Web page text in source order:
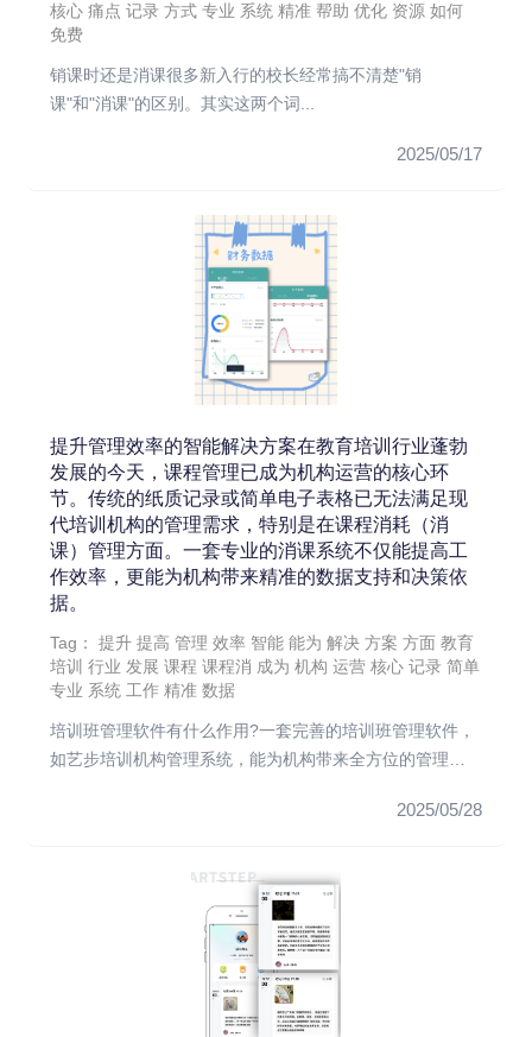
核心 痛点 记录 方式 专业 系统 精准 帮助 优化 资源 如何
免费
销课时还是消课很多新入行的校长经常搞不清楚"销
课"和"消课"的区别。其实这两个词...
2025/05/17
提升管理效率的智能解决方案在教育培训行业蓬勃
发展的今天，课程管理已成为机构运营的核心环
节。传统的纸质记录或简单电子表格已无法满足现
代培训机构的管理需求，特别是在课程消耗（消
课）管理方面。一套专业的消课系统不仅能提高工
作效率，更能为机构带来精准的数据支持和决策依
据。
Tag：提升 提高 管理 效率 智能 能为 解决 方案 方面 教育
培训 行业 发展 课程 课程消 成为 机构 运营 核心 记录 简单
专业 系统 工作 精准 数据
培训班管理软件有什么作用?一套完善的培训班管理软件，
如艺步培训机构管理系统，能为机构带来全方位的管理升
2025/05/28